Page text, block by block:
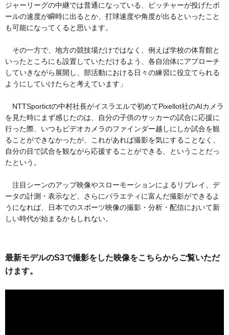
ジャーリーグの中継では普通になっている、ピッチャーが投げたボ
ールの速度が瞬時に出るとか、打球速度や角度が出るといったこと
も可能になってくると思います。
その一方で、地方の競技場だけではなく、例えば学校の体育館と
いったところにも設置していただけるよう、各自治体にアプローチ
していきながら展開し、部活動における日々の練習に役立てられる
ようにしていけたらと考えています」
NTTSportictの中村社長がイスラエルで初めてPixellot社のAIカメラ
を見た時にまず感じたのは、自分の子供のサッカーの試合に応援に
行った際、いつもビデオカメラのファインダー越しにしか試合を観
ることができなかったが、これがあれば撮影を気にすることなく、
自分の目で試合を観ながら応援することができる、ということだっ
たという。
注目シーンのアップ映像やスローモーションによるリプレイ、デ
ータの計測・表示など、さらにバラエティに富んだ撮影ができるよ
うになれば、日本でのスポーツ映像の撮影・分析・配信において新
しい時代が始まるかもしれない。
最新モデルのS3で撮影をした映像をこちらからご覧いただ
けます。